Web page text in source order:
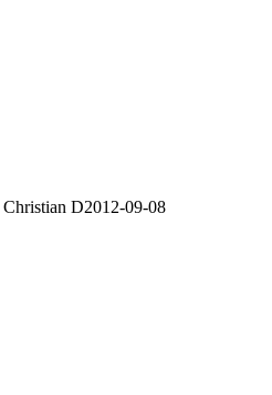
Christian D2012-09-08